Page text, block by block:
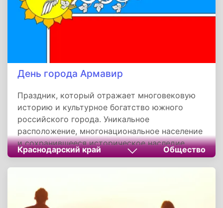
День города Армавир
Праздник, который отражает многовековую
историю и культурное богатство южного
российского города. Уникальное
расположение, многонациональное население
и сохранившееся историческое наследие
делают Армавир важным экономическим и
туристическим центром Краснодарского
армавирцев разных поколений и
национальностей.
Краснодарский край Общество